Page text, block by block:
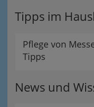
Tipps im
Pflege von
Tipps
News und